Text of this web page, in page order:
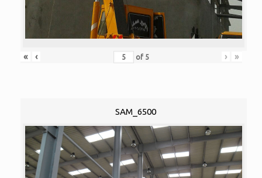
« ‹ of 5 › »
SAM_6500